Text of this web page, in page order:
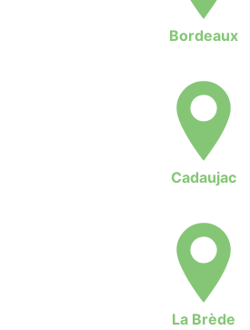
Bordeaux
Cadaujac
La Brède